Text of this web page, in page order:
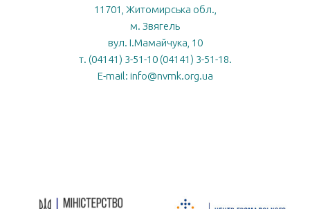
11701, Житомирська обл.,
м. Звягель
вул. І.Мамайчука, 10
т. (04141) 3-51-10 (04141) 3-51-18.
E-mail: info@nvmk.org.ua